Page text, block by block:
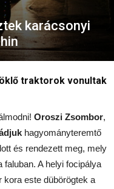
karácsonyi
traktorok vonultak
Oroszi Zsombor,
hagyományteremtő
és rendezett meg, mely
A helyi focipálya
kora este dübörögtek a